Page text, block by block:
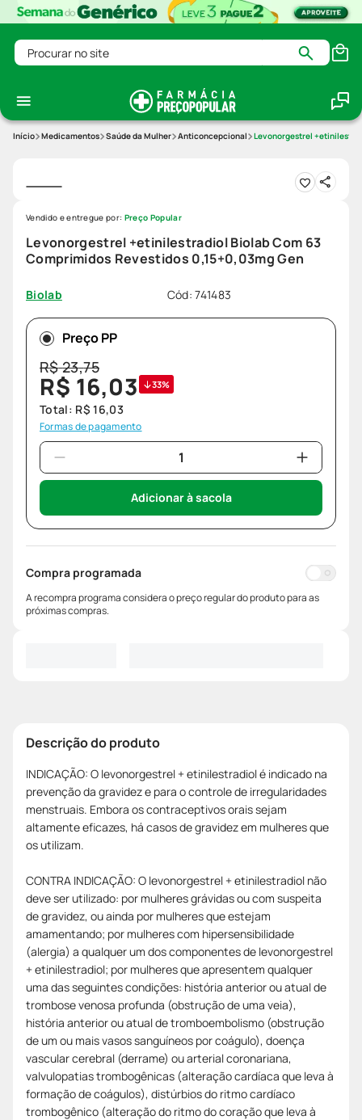
Procurar no site
Medicamentos Saúde da Mulher Anticoncepcional Levonorgestrel
Levonorgestrel +etinilestradiol Biolab Com 63
Comprimidos Revestidos 0,15+0,03mg Gen
Biolab Cód:741483
Vendido e entregue por: Preço Popular
Preço PP
R$23,75
R$ 16,03 33%
Total: R$ 16,03
Formas de pagamento
Adicionar à sacola
Compra programada
A recompra programa considera o preço regular do produto para as
próximas compras.
Descrição do produto
INDICAÇÃO: O levonorgestrel + etinilestradiol é indicado na
prevenção da gravidez e para o controle de irregularidades
menstruais. Embora os contraceptivos orais sejam
altamente eficazes, há casos de gravidez em mulheres que
os utilizam.
CONTRA INDICAÇÃO: O levonorgestrel + etinilestradiol não
deve ser utilizado: por mulheres grávidas ou com suspeita
de gravidez, ou ainda por mulheres que estejam
amamentando; por mulheres com hipersensibilidade
(alergia) a qualquer um dos componentes de levonorgestrel
+ etinilestradiol; por mulheres que apresentem qualquer
uma das seguintes condições: história anterior ou atual de
trombose venosa profunda (obstrução de uma veia),
história anterior ou atual de tromboembolismo (obstrução
de um ou mais vasos sanguíneos por coágulo), doença
vascular cerebral (derrame) ou arterial coronariana,
valvulopatias trombogênicas (alteração cardíaca que leva à
formação de coágulos), distúrbios do ritmo cardíaco
trombogênico (alteração do ritmo do coração que leva à